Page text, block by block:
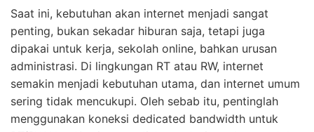
Saat ini, kebutuhan akan internet menjadi sangat
penting, bukan sekadar hiburan saja, tetapi juga
dipakai untuk kerja, sekolah online, bahkan urusan
administrasi. Di lingkungan RT atau RW, internet
semakin menjadi kebutuhan utama, dan internet umum
sering tidak mencukupi. Oleh sebab itu, pentinglah
menggunakan koneksi dedicated bandwidth untuk